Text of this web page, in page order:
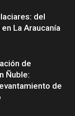
del
La Araucanía
de
Ñuble:
de